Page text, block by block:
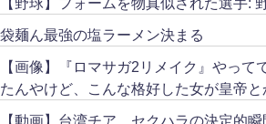
袋麺ん最強の塩ラーメン決まる
【画像】『ロマサガ2リメイク』やって
たんやけど、こんな格好した女が皇帝
【動画】台湾チア、セクハラの決定的瞬